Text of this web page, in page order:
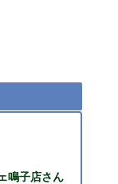
鳴子店さん